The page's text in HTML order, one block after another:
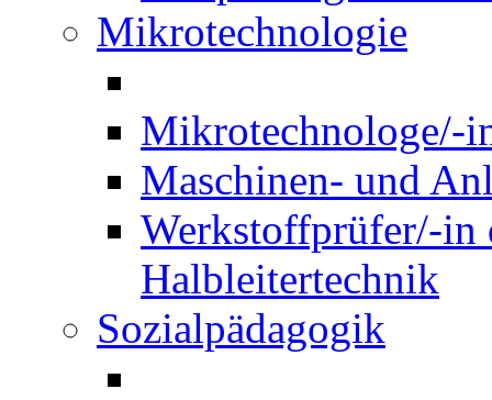
Mikrotechnologie
Mikrotechnologe/-
Maschinen- und
Werkstoffprüfer/-in
Halbleitertechnik
Sozialpädagogik